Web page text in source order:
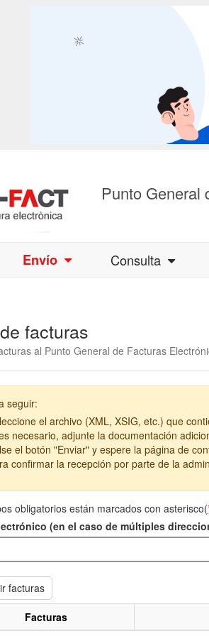
Punto General
Envío Consulta
facturas
al Punto General de Facturas
seguir:
el archivo (XML, XSIG, etc.) que
necesario, adjunte la documentación
el botón "Enviar" y espere la página de
confirmar la recepción por parte de la
obligatorios están marcados con asterisco(
(en el caso de múltiples
facturas
Facturas